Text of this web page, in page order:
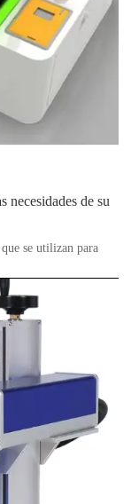
necesidades de su
se utilizan para